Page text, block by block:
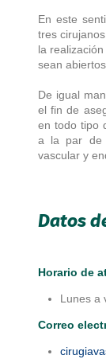
En este
tres
la
sean
De igual
el fin de
en todo tipo
a la par de
vascular y
Datos
Horario de
Lunes a
Correo